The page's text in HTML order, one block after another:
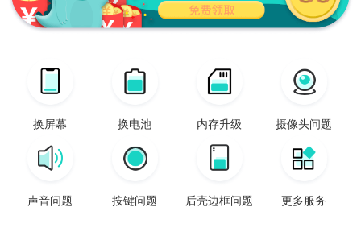
换屏幕 换电池 内存升级 摄像头问题
声音问题 按键问题 后壳边框问题 更多服务